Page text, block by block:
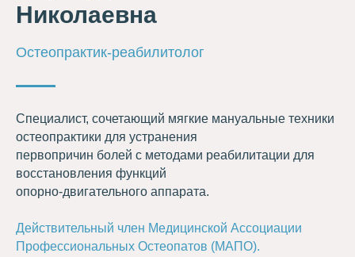
Николаевна
Остеопрактик-реабилитолог
Специалист, сочетающий мягкие мануальные техники
остеопрактики для устранения
первопричин болей с методами реабилитации для
восстановления функций
опорно-двигательного аппарата.
Действительный член Медицинской Ассоциации
Профессиональных Остеопатов (МАПО).